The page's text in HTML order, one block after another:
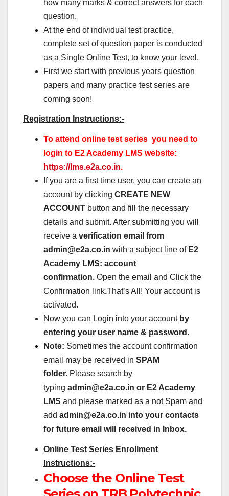
how many marks & correct answers for each
question.
At the end of individual test practice,
complete set of question paper is conducted
as a Single Online Test, to know your level.
First we start with previous years question
papers and many practice test series are
coming soon!
Registration Instructions:-
To attend online test series you need to
login to E2 Academy LMS website:
https://lms.e2a.co.in.
If you are a first time user, you can create an
account by clicking CREATE NEW
ACCOUNT button and fill the necessary
details and submit. After submitting you will
receive a verification email from
admin@e2a.co.in with a subject line ofE2
Academy LMS: account
confirmation. Open the email and Click the
Confirmation link.That’s All! Your account is
activated.
Now you can Login into your accountby
entering your user name & password.
Note: Sometimes the account confirmation
email may be received in SPAM
folder. Please search by
typing admin@e2a.co.in or E2 Academy
LMS and please marked as a not Spam and
add admin@e2a.co.in into your contacts
for future email will received in Inbox.
Online Test Series Enrollment
Instructions:-
Choose the Online Test